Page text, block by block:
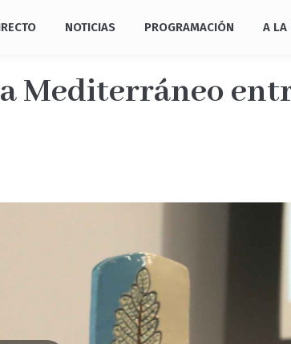
NOTICIAS PROGRAMACIÓN A LA
Mediterráneo